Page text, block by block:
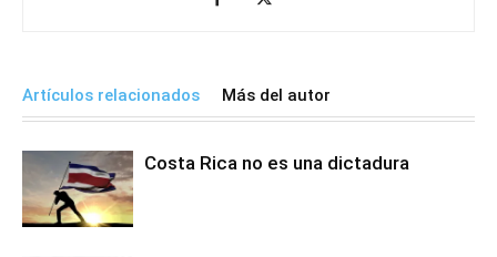
Artículos relacionados Más del autor
Costa Rica no es una dictadura